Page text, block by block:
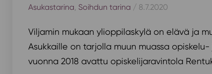
Asukastarina, Soihdun tarina / 8.7.2020
Viljamin mukaan ylioppilaskylä on elävä ja
Asukkaille on tarjolla muun muassa
vuonna 2018 avattu opiskelijaravintola